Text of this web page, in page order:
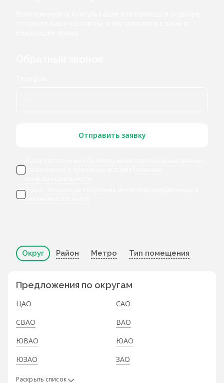
Отправить заявку
ознакомился и принимаю условия
Я даю
рекламных рассылок
Округ Район Метро Тип помещения
Предложения по округам
ЦАО
САО
СВАО
ВАО
ЮВАО
ЮАО
ЮЗАО
ЗАО
Раскрыть список